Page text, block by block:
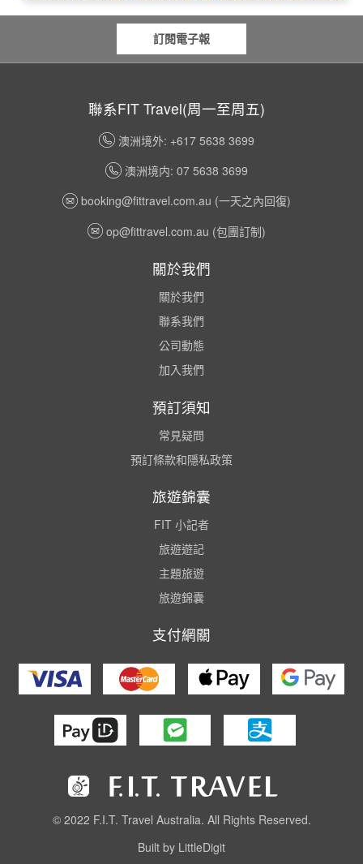
訂閱電子報
聯系FIT Travel(周一至周五)
澳洲境外: +617 5638 3699
澳洲境内: 07 5638 3699
booking@fittravel.com.au (一天之內回復)
op@fittravel.com.au (包團訂制)
關於我們
關於我們
聯系我們
公司動態
加入我們
預訂須知
常見疑問
預訂條款和隱私政策
旅遊錦囊
FIT 小記者
旅遊遊記
主題旅遊
旅遊錦囊
支付網關
© 2022 F.I.T. Travel Australia. All Rights Reserved.
Built by LittleDigit